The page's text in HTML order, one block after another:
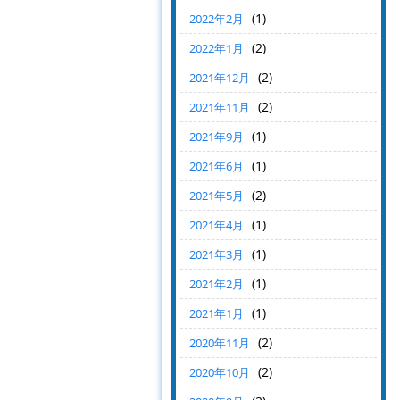
2022年2月 (1)
2022年1月 (2)
2021年12月 (2)
2021年11月 (2)
2021年9月 (1)
2021年6月 (1)
2021年5月 (2)
2021年4月 (1)
2021年3月 (1)
2021年2月 (1)
2021年1月 (1)
2020年11月 (2)
2020年10月 (2)